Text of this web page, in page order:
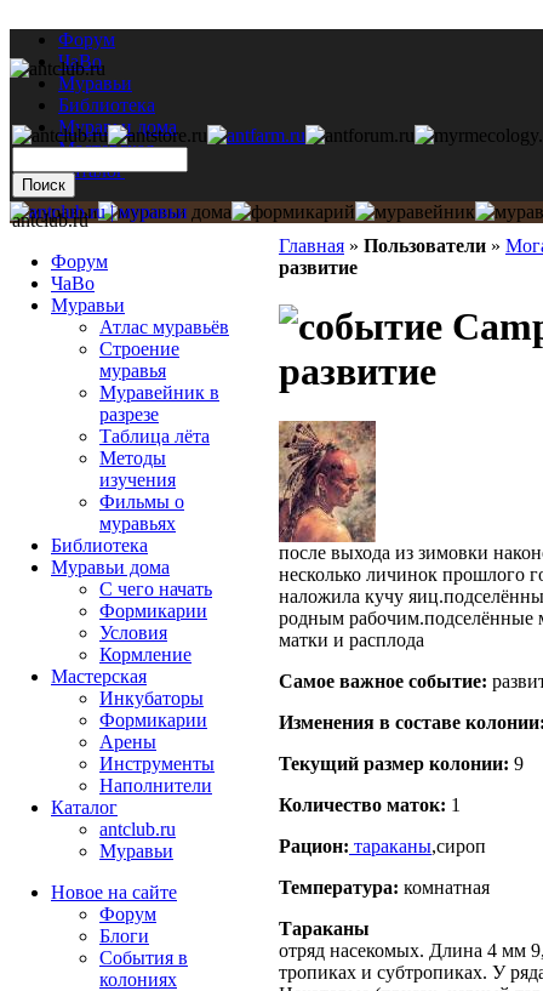
Форум
ЧаВо
Муравьи
Библиотека
Муравьи дома
Мастерская
Каталог
Главная » Пользователи »
развитие
развитие
после выхода из зимовки
несколько личинок прошлого
наложила кучу
родным рабочим.подселённые
матки и расплода
Самое важное событие:
Изменения в составе
Текущий размер кoлонии: 9
Количество маток: 1
Рацион: тараканы,сироп
Температура: комнатная
Тараканы
отряд насекомых. Длина 4 мм
тропиках и субтропиках. У
antclub.ru
Форум
ЧаВо
Муравьи
Атлас муравьёв
Строение
муравья
Муравейник в
разрезе
Таблица лёта
Методы
изучения
Фильмы о
муравьях
Библиотека
Муравьи дома
С чего начать
Формикарии
Условия
Кормление
Мастерская
Инкубаторы
Формикарии
Арены
Инструменты
Наполнители
Каталог
antclub.ru
Муравьи
Новое на сайте
Форум
Блоги
События в
колониях